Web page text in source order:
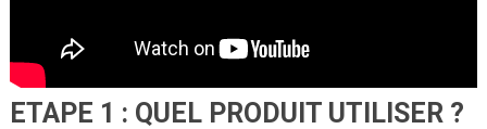
ETAPE 1 : QUEL PRODUIT UTILISER ?